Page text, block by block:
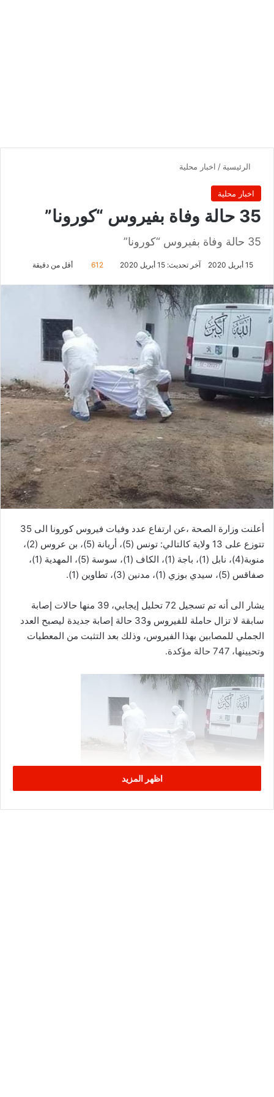
الرئيسية / اخبار محلية
اخبار محلية
35 حالة وفاة بفيروس “كورونا”
35 حالة وفاة بفيروس “كورونا”
15 أبريل 2020 آخر تحديث: 15 أبريل 2020 612 أقل من دقيقة
أعلنت وزارة الصحة ،عن ارتفاع عدد وفيات فيروس كورونا الى 35
تتوزع على 13 ولاية كالتالي: تونس (5)، أريانة (5)، بن عروس (2)،
منوبة(4)، نابل (1)، باجة (1)، الكاف (1)، سوسة (5)، المهدية (1)،
صفاقس (5)، سيدي بوزي (1)، مدنين (3)، تطاوين (1).
يشار الى أنه تم تسجيل 72 تحليل إيجابي، 39 منها حالات إصابة
سابقة لا تزال حاملة للفيروس و33 حالة إصابة جديدة ليصبح العدد
الجملي للمصابين بهذا الفيروس، وذلك بعد التثبت من المعطيات
وتحيينها، 747 حالة مؤكدة.
اظهر المزيد